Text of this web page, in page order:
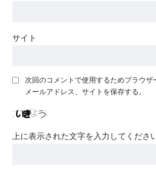
サイト
次回のコメントで使用するためブラウザ
メールアドレス、サイトを保存する。
上に表示された文字を入力してくださ